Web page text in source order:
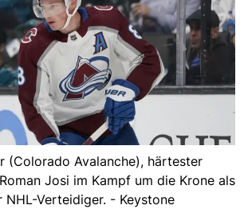
(Colorado Avalanche), härtester
Josi im Kampf um die Krone als
NHL-Verteidiger. - Keystone